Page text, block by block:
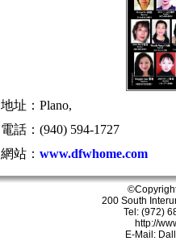
地址：Plano,
電話：(940) 594-1727
網站： www.dfwhome.com
200 South
Tel: (972)
http://
E-Mail: